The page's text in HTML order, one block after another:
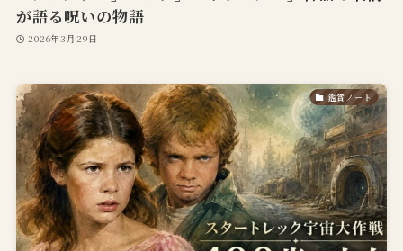
が語る呪いの物語
2026年3月29日
鑑賞ノート